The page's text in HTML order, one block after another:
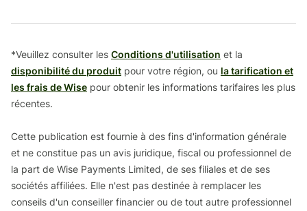
*Veuillez consulter les Conditions d'utilisation et la
disponibilité du produit pour votre région, ou la tarification et
les frais de Wise pour obtenir les informations tarifaires les plus
récentes.
Cette publication est fournie à des fins d'information générale
et ne constitue pas un avis juridique, fiscal ou professionnel de
la part de Wise Payments Limited, de ses filiales et de ses
sociétés affiliées. Elle n'est pas destinée à remplacer les
conseils d'un conseiller financier ou de tout autre professionnel